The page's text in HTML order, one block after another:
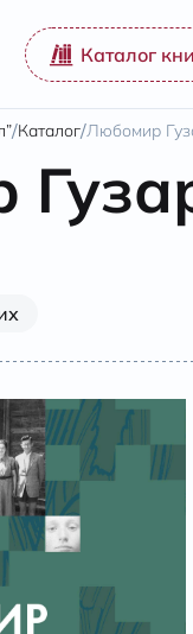
Каталог
/Каталог/Любомир